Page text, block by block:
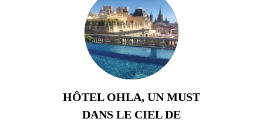
HÔTEL OHLA, UN MUST
DANS LE CIEL DE